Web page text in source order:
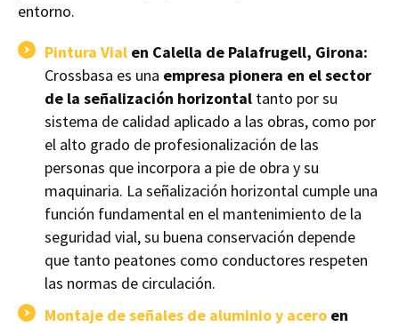
entorno.
Pintura Vial en Calella de Palafrugell, Girona:
Crossbasa es una empresa pionera en el sector
de la señalización horizontal tanto por su
sistema de calidad aplicado a las obras, como por
el alto grado de profesionalización de las
personas que incorpora a pie de obra y su
maquinaria. La señalización horizontal cumple una
función fundamental en el mantenimiento de la
seguridad vial, su buena conservación depende
que tanto peatones como conductores respeten
las normas de circulación.
Montaje de señales de aluminio y acero en